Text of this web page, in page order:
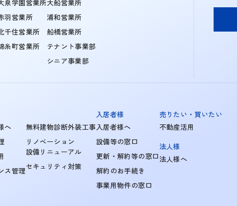
泉学園営業所
羽営業所
千住営業所
糸町営業所
大船営業所
浦和営業所
船橋営業所
テナント事業部
シニア事業部
へ
ス管理
無料建物診断外装工事
リノベーション
設備リニューアル
セキュリティ対策
入居者様
入居者様へ
設備等の窓口
更新・解約等の窓口
解約のお手続き
事業用物件の窓口
売りたい・買いたい
不動産活用
法人様
法人様へ